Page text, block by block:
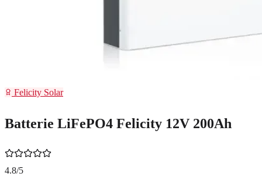
Felicity Solar
Batterie LiFePO4 Felicity 12V 200Ah
4.8/5